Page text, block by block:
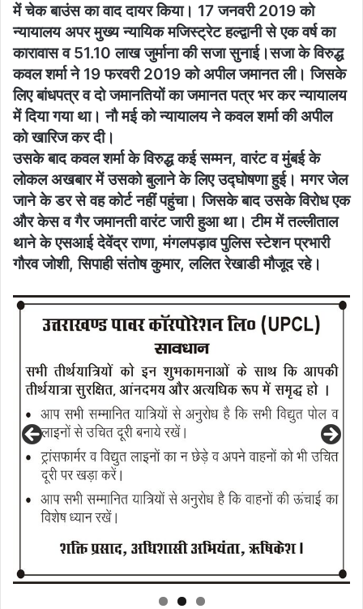
में चेक बाउंस का वाद दायर किया। 17 जनवरी 2019 को
न्यायालय अपर मुख्य न्यायिक मजिस्ट्रेट हल्द्वानी से एक वर्ष का
कारावास व 51.10 लाख जुर्माना की सजा सुनाई।सजा के विरुद्ध
कवल शर्मा ने 19 फरवरी 2019 को अपील जमानत ली। जिसके
लिए बांधपत्र व दो जमानतियों का जमानत पत्र भर कर न्यायालय
में दिया गया था। नौ मई को न्यायालय ने कवल शर्मा की अपील
को खारिज कर दी।
उसके बाद कवल शर्मा के विरुद्ध कई सम्मन, वारंट व मुंबई के
लोकल अखबार में उसको बुलाने के लिए उद्घोषणा हुई। मगर जेल
जाने के डर से वह कोर्ट नहीं पहुंचा। जिसके बाद उसके विरोध एक
और केस व गैर जमानती वारंट जारी हुआ था। टीम में तल्लीताल
थाने के एसआई देवेंद्र राणा, मंगलपड़ाव पुलिस स्टेशन प्रभारी
गौरव जोशी, सिपाही संतोष कुमार, ललित रेखाडी मौजूद रहे।